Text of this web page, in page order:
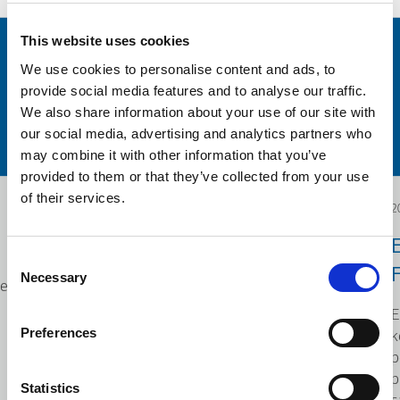
This website uses cookies
We use cookies to personalise content and ads, to
provide social media features and to analyse our traffic.
We also share information about your use of our site with
our social media, advertising and analytics partners who
may combine it with other information that you’ve
provided to them or that they’ve collected from your use
of their services.
Selection
Necessary
Preferences
Statistics
komisije o industrijskim
KLEEMANN Hellas u